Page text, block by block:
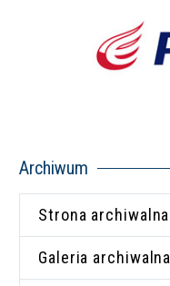
Archiwum
Strona archiwalna
Galeria archiwalna